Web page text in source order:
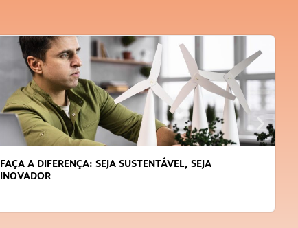
FAÇA A DIFERENÇA: SEJA SUSTENTÁVEL, SEJA
INOVADOR